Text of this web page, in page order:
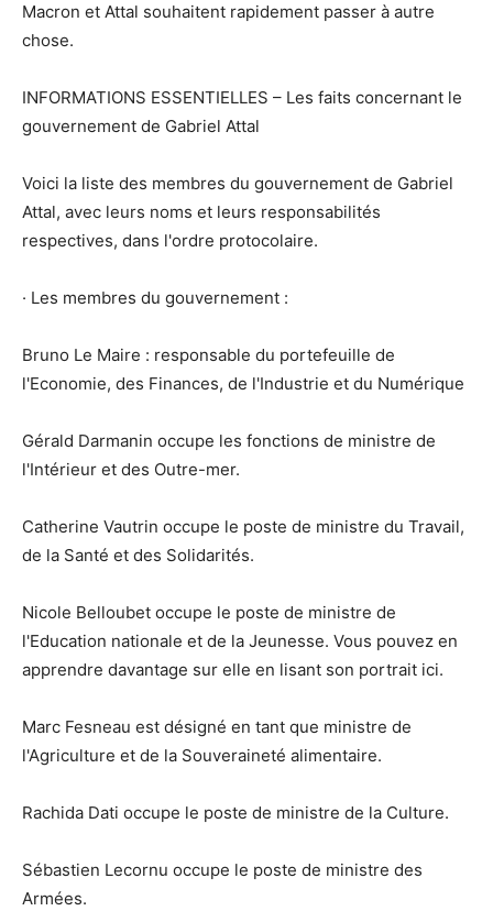
Macron et Attal souhaitent rapidement passer à autre
chose.
INFORMATIONS ESSENTIELLES – Les faits concernant le
gouvernement de Gabriel Attal
Voici la liste des membres du gouvernement de Gabriel
Attal, avec leurs noms et leurs responsabilités
respectives, dans l'ordre protocolaire.
· Les membres du gouvernement :
Bruno Le Maire : responsable du portefeuille de
l'Economie, des Finances, de l'Industrie et du Numérique
Gérald Darmanin occupe les fonctions de ministre de
l'Intérieur et des Outre-mer.
Catherine Vautrin occupe le poste de ministre du Travail,
de la Santé et des Solidarités.
Nicole Belloubet occupe le poste de ministre de
l'Education nationale et de la Jeunesse. Vous pouvez en
apprendre davantage sur elle en lisant son portrait ici.
Marc Fesneau est désigné en tant que ministre de
l'Agriculture et de la Souveraineté alimentaire.
Rachida Dati occupe le poste de ministre de la Culture.
Sébastien Lecornu occupe le poste de ministre des
Armées.